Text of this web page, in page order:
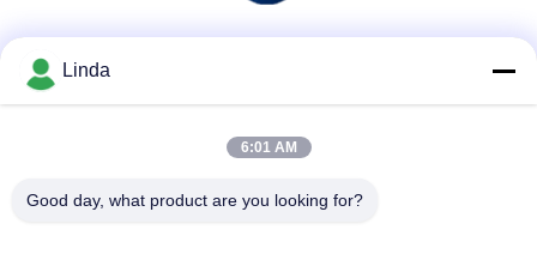
Linda
6:01 AM
Good day, what product are you looking for?